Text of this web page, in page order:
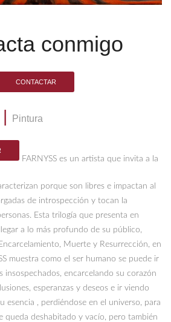
conmigo
CONTACTAR
| Pintura
FARNYSS es un artista que invita a la
porque son libres e impactan al
de introspección y tocan la
Esta trilogía que presenta en
a lo más profundo de su público,
Muerte y Resurrección, en
muestra como el ser humano se puede ir
insospechados, encarcelando su corazón
esperanzas y deseos e ir viendo
esencia , perdiéndose en el universo, para
queda deshabitado y vacío, pero también